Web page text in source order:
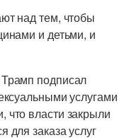
над тем, чтобы
и детьми, и
подписал
услугами
власти закрыли
для заказа услуг